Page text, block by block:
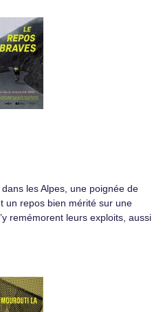
les Alpes, une poignée de
un repos bien mérité sur une
remémorent leurs exploits, aussi